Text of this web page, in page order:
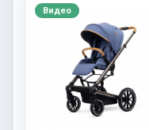
Видео